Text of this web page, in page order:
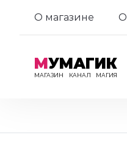
О магазине
МУМАГИК
МАГАЗИН КАНАЛ МАГИЯ